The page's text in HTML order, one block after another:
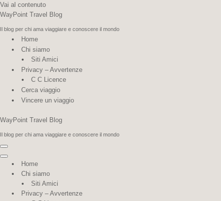
Vai al contenuto
WayPoint Travel Blog
Il blog per chi ama viaggiare e conoscere il mondo
Home
Chi siamo
Siti Amici
Privacy – Avvertenze
C C Licence
Cerca viaggio
Vincere un viaggio
WayPoint Travel Blog
Il blog per chi ama viaggiare e conoscere il mondo
Menu
di
navigazione
Menu
navigazione
Home
Chi siamo
Siti Amici
Privacy – Avvertenze